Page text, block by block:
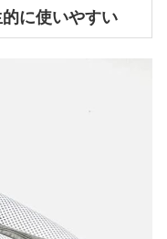
に使いやすい